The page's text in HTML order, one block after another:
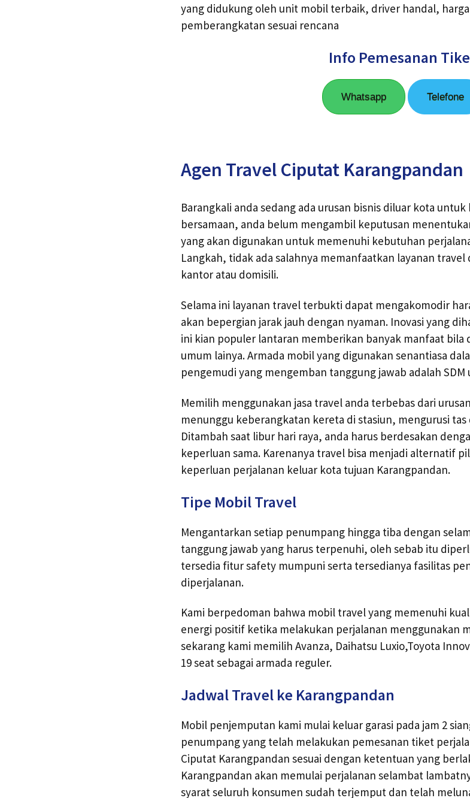
yang didukung oleh unit mobil terbaik, driver handal,
pemberangkatan sesuai rencana
Info Pemesanan
Whatsapp Telefone
Agen Travel Ciputat Karangpandan
Barangkali anda sedang ada urusan bisnis diluar kota
bersamaan, anda belum mengambil keputusan
yang akan digunakan untuk memenuhi kebutuhan
Langkah, tidak ada salahnya memanfaatkan layanan
kantor atau domisili.
Selama ini layanan travel terbukti dapat mengakomodir
akan bepergian jarak jauh dengan nyaman. Inovasi yang
ini kian populer lantaran memberikan banyak manfaat bila
umum lainya. Armada mobil yang digunakan senantiasa
pengemudi yang mengemban tanggung jawab adalah
Memilih menggunakan jasa travel anda terbebas dari
menunggu keberangkatan kereta di stasiun, mengurusi
Ditambah saat libur hari raya, anda harus berdesakan
keperluan sama. Karenanya travel bisa menjadi alternatif
keperluan perjalanan keluar kota tujuan Karangpandan.
Tipe Mobil Travel
Mengantarkan setiap penumpang hingga tiba dengan
tanggung jawab yang harus terpenuhi, oleh sebab itu
tersedia fitur safety mumpuni serta tersedianya fasilitas
diperjalanan.
Kami berpedoman bahwa mobil travel yang memenuhi
energi positif ketika melakukan perjalanan menggunakan
sekarang kami memilih Avanza, Daihatsu Luxio,Toyota
19 seat sebagai armada reguler.
Jadwal Travel ke Karangpandan
Mobil penjemputan kami mulai keluar garasi pada jam 2
penumpang yang telah melakukan pemesanan tiket
Ciputat Karangpandan sesuai dengan ketentuan yang
Karangpandan akan memulai perjalanan selambat
syarat seluruh konsumen sudah terjemput dan telah